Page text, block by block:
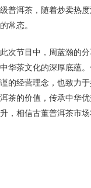
级普洱茶，随着炒卖热
的常态。
此次节目中，周蓝瀚的
中华茶文化的深厚底蕴
谨的经营理念，也致力
洱茶的价值，传承中华
升，相信古董普洱茶市